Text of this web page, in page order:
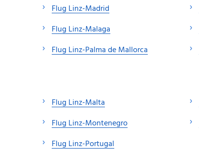
Flug Linz-Madrid
Flug Linz-Malaga
Flug Linz-Palma de Mallorca
Flug Linz-Malta
Flug Linz-Montenegro
Flug Linz-Portugal